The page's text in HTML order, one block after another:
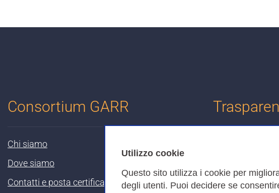
Utilizzo cookie
Questo sito utilizza i cookie per
degli utenti. Puoi decidere se
Consortium GARR
Chi siamo
Dove siamo
Contatti e posta certificata